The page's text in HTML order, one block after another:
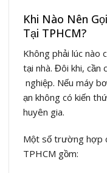
Khi Nào Nên
Tại TPHCM?
Không phải lúc
tại nhà. Đôi khi, cần
nghiệp. Nếu máy
ạn không có kiến
huyên gia.
Một số trường hợp
TPHCM gồm: